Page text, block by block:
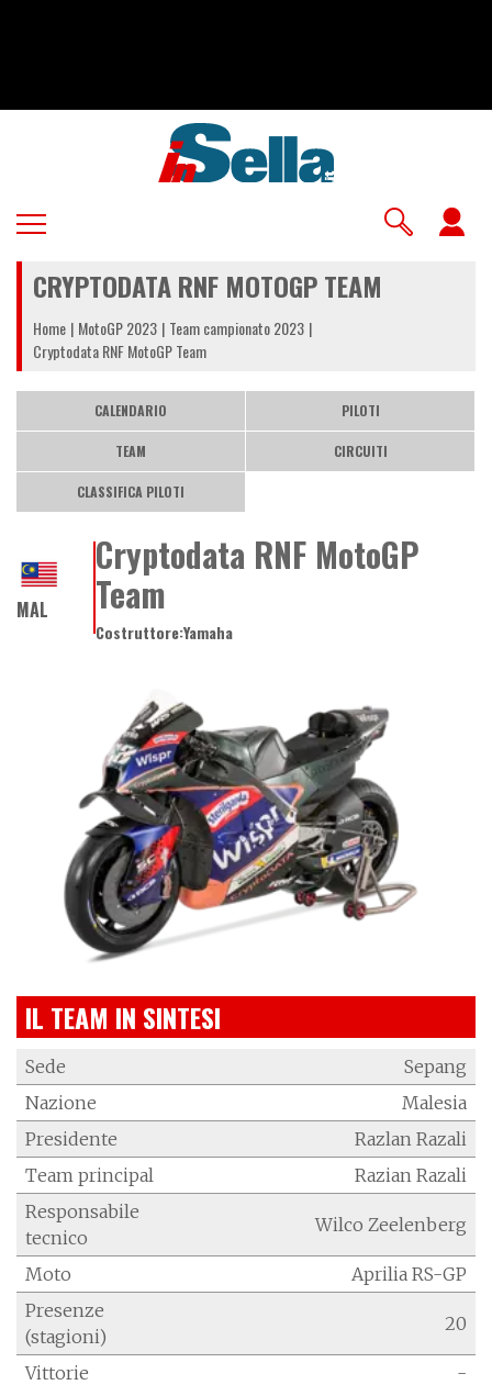
CRYPTODATA RNF MOTOGP TEAM
Home MotoGP 2023 Team campionato 2023
Cryptodata RNF MotoGP Team
CALENDARIO PILOTI
TEAM CIRCUITI
CLASSIFICA PILOTI
Cryptodata RNF MotoGP
Team
Costruttore:Yamaha
MAL
IL TEAM IN SINTESI
Sede
Sepang
Nazione
Malesia
Presidente
Razlan Razali
Team principal
Razian Razali
Responsabile
tecnico
Wilco Zeelenberg
Moto
Aprilia RS-GP
Presenze
(stagioni)
20
Vittorie
-